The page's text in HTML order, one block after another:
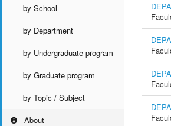
by School
by Department
by Undergraduate program
by Graduate program
by Topic / Subject
About